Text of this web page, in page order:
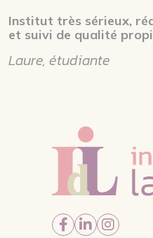
Institut très sérieux,
et suivi de qualité
Laure, étudiante